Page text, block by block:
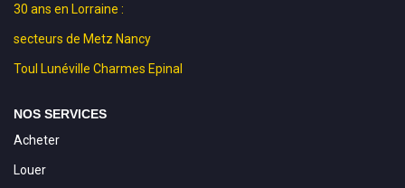
30 ans en Lorraine :
secteurs de Metz Nancy
Toul Lunéville Charmes Epinal
NOS SERVICES
Acheter
Louer